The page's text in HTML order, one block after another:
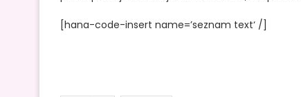
[hana-code-insert name=’seznam text‘ /]